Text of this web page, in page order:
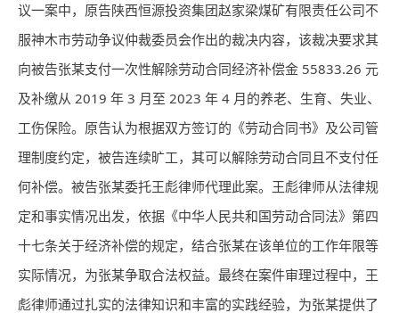
议一案中，原告陕西恒源投资集团赵家梁煤矿有限责任公司不
服神木市劳动争议仲裁委员会作出的裁决内容，该裁决要求其
向被告张某支付一次性解除劳动合同经济补偿金 55833.26 元
及补缴从 2019 年 3 月至 2023 年 4 月的养老、生育、失业、
工伤保险。原告认为根据双方签订的《劳动合同书》及公司管
理制度约定，被告连续旷工，其可以解除劳动合同且不支付任
何补偿。被告张某委托王彪律师代理此案。王彪律师从法律规
定和事实情况出发，依据《中华人民共和国劳动合同法》第四
十七条关于经济补偿的规定，结合张某在该单位的工作年限等
实际情况，为张某争取合法权益。最终在案件审理过程中，王
彪律师通过扎实的法律知识和丰富的实践经验，为张某提供了